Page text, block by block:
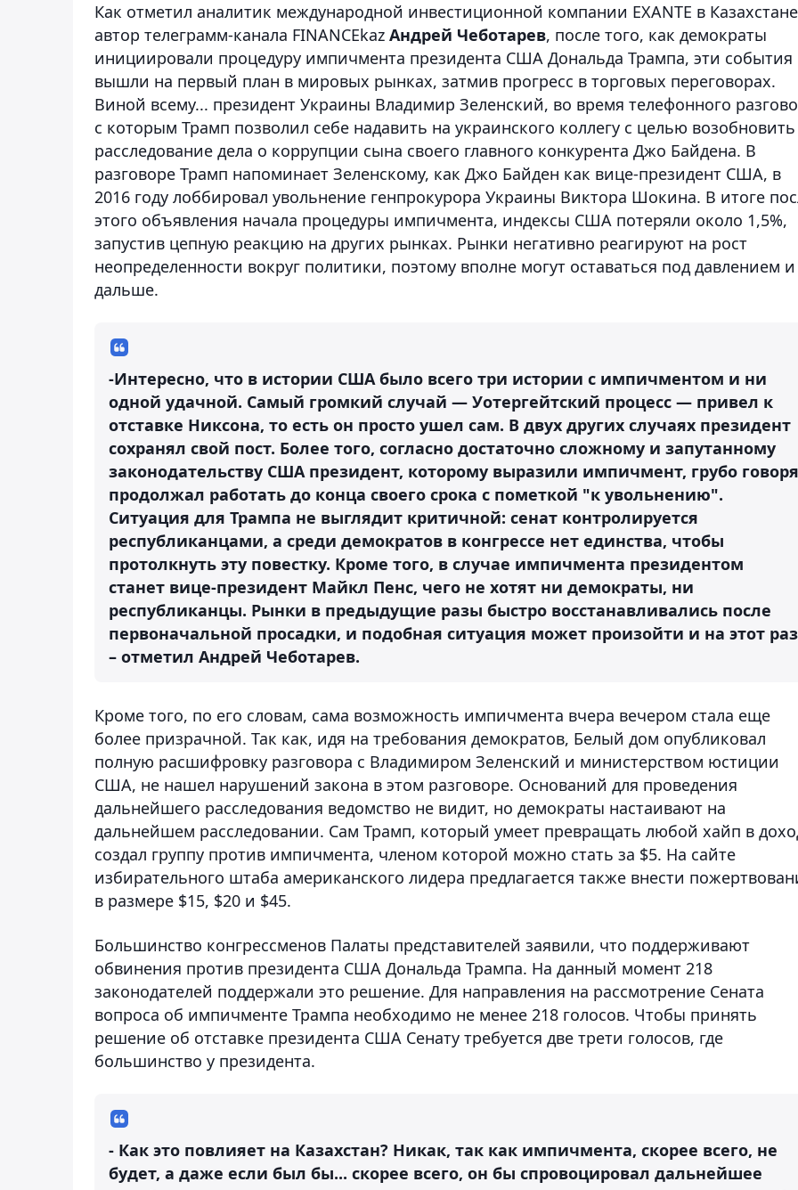
Как отметил аналитик международной инвестиционной компании EXANTE в
автор телеграмм-канала FINANCEkaz Андрей Чеботарев, после того, как демократы
инициировали процедуру импичмента президента США Дональда Трампа, эти события
вышли на первый план в мировых рынках, затмив прогресс в торговых переговорах.
Виной всему... президент Украины Владимир Зеленский, во время телефонного
с которым Трамп позволил себе надавить на украинского коллегу с целью возобновить
расследование дела о коррупции сына своего главного конкурента Джо Байдена. В
разговоре Трамп напоминает Зеленскому, как Джо Байден как вице-президент США, в
2016 году лоббировал увольнение генпрокурора Украины Виктора Шокина. В итоге
этого объявления начала процедуры импичмента, индексы США потеряли около 1,5%,
запустив цепную реакцию на других рынках. Рынки негативно реагируют на рост
неопределенности вокруг политики, поэтому вполне могут оставаться под давлением и
дальше.
-Интересно, что в истории США было всего три истории с импичментом и ни
одной удачной. Самый громкий случай — Уотергейтский процесс — привел к
отставке Никсона, то есть он просто ушел сам. В двух других случаях президент
сохранял свой пост. Более того, согласно достаточно сложному и запутанному
законодательству США президент, которому выразили импичмент, грубо
продолжал работать до конца своего срока с пометкой "к увольнению".
Ситуация для Трампа не выглядит критичной: сенат контролируется
республиканцами, а среди демократов в конгрессе нет единства, чтобы
протолкнуть эту повестку. Кроме того, в случае импичмента президентом
станет вице-президент Майкл Пенс, чего не хотят ни демократы, ни
республиканцы. Рынки в предыдущие разы быстро восстанавливались после
первоначальной просадки, и подобная ситуация может произойти и на этот
– отметил Андрей Чеботарев.
Кроме того, по его словам, сама возможность импичмента вчера вечером стала еще
более призрачной. Так как, идя на требования демократов, Белый дом опубликовал
полную расшифровку разговора с Владимиром Зеленский и министерством юстиции
США, не нашел нарушений закона в этом разговоре. Оснований для проведения
дальнейшего расследования ведомство не видит, но демократы настаивают на
дальнейшем расследовании. Сам Трамп, который умеет превращать любой хайп в
создал группу против импичмента, членом которой можно стать за $5. На сайте
избирательного штаба американского лидера предлагается также внести
в размере $15, $20 и $45.
Большинство конгрессменов Палаты представителей заявили, что поддерживают
обвинения против президента США Дональда Трампа. На данный момент 218
законодателей поддержали это решение. Для направления на рассмотрение Сената
вопроса об импичменте Трампа необходимо не менее 218 голосов. Чтобы принять
решение об отставке президента США Сенату требуется две трети голосов, где
большинство у президента.
- Как это повлияет на Казахстан? Никак, так как импичмента, скорее всего, не
будет, а даже если был бы... скорее всего, он бы спровоцировал дальнейшее